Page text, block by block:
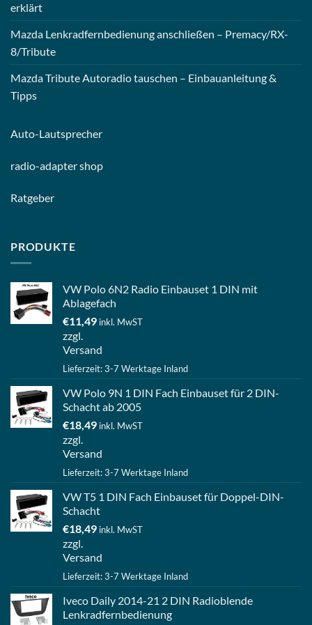
erklärt
Mazda Lenkradfernbedienung anschließen – Premacy/RX-
8/Tribute
Mazda Tribute Autoradio tauschen – Einbauanleitung &
Tipps
Auto-Lautsprecher
radio-adapter shop
Ratgeber
PRODUKTE
VW Polo 6N2 Radio Einbauset 1 DIN mit
Ablagefach
€11,49 inkl. MwST
zzgl.
Versand
Lieferzeit: 3-7 Werktage Inland
VW Polo 9N 1 DIN Fach Einbauset für 2 DIN-
Schacht ab 2005
€18,49 inkl. MwST
zzgl.
Versand
Lieferzeit: 3-7 Werktage Inland
VW T5 1 DIN Fach Einbauset für Doppel-DIN-
Schacht
€18,49 inkl. MwST
zzgl.
Versand
Lieferzeit: 3-7 Werktage Inland
Iveco Daily 2014-21 2 DIN Radioblende
Lenkradfernbedienung